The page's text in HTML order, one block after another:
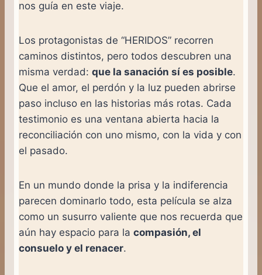
nos guía en este viaje.
Los protagonistas de “HERIDOS” recorren
caminos distintos, pero todos descubren una
misma verdad: que la sanación sí es posible.
Que el amor, el perdón y la luz pueden abrirse
paso incluso en las historias más rotas. Cada
testimonio es una ventana abierta hacia la
reconciliación con uno mismo, con la vida y con
el pasado.
En un mundo donde la prisa y la indiferencia
parecen dominarlo todo, esta película se alza
como un susurro valiente que nos recuerda que
aún hay espacio para la compasión, el
consuelo y el renacer.